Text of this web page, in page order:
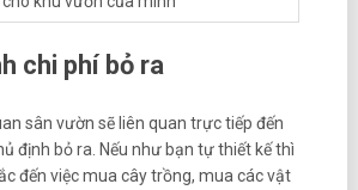
chi phí bỏ ra
sân vườn sẽ liên quan trực tiếp đến
định bỏ ra. Nếu như bạn tự thiết kế thì
đến việc mua cây trồng, mua các vật